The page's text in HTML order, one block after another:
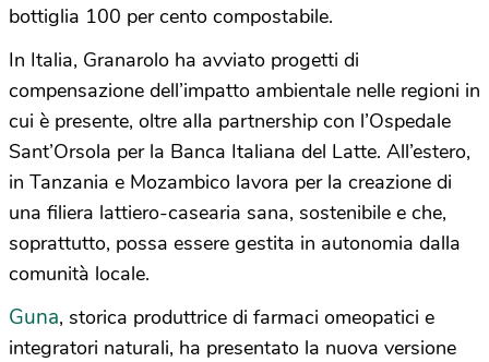
bottiglia 100 per cento compostabile.
In Italia, Granarolo ha avviato progetti di
compensazione dell’impatto ambientale nelle regioni in
cui è presente, oltre alla partnership con l’Ospedale
Sant’Orsola per la Banca Italiana del Latte. All’estero,
in Tanzania e Mozambico lavora per la creazione di
una filiera lattiero-casearia sana, sostenibile e che,
soprattutto, possa essere gestita in autonomia dalla
comunità locale.
Guna, storica produttrice di farmaci omeopatici e
integratori naturali, ha presentato la nuova versione